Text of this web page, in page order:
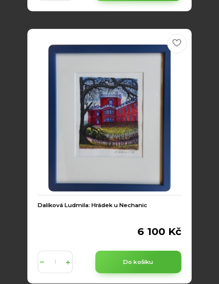
Dalíková Ludmila: Hrádek u Nechanic
6 100 Kč
Do košíku